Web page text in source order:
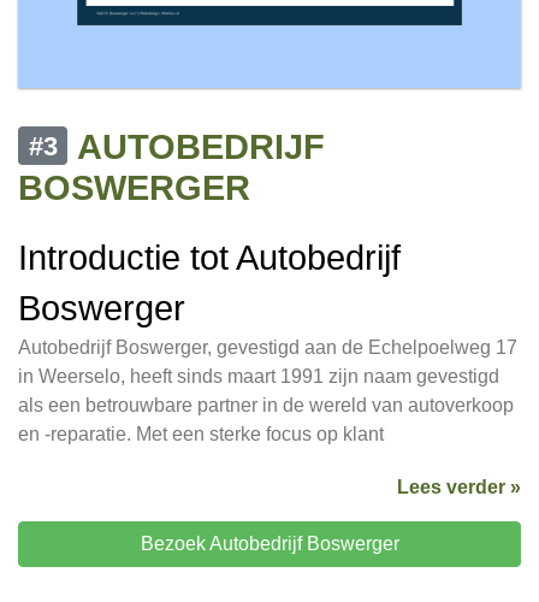
#3
AUTOBEDRIJF
BOSWERGER
Introductie tot Autobedrijf
Boswerger
Autobedrijf Boswerger, gevestigd aan de Echelpoelweg 17
in Weerselo, heeft sinds maart 1991 zijn naam gevestigd
als een betrouwbare partner in de wereld van autoverkoop
en -reparatie. Met een sterke focus op klant
Lees verder »
Bezoek Autobedrijf Boswerger